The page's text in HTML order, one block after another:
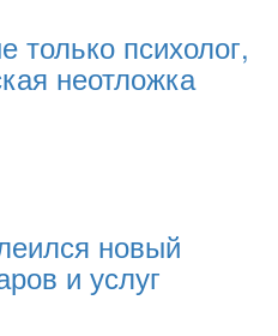
только психолог,
неотложка
новый
и услуг